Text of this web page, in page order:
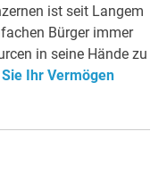
ist seit Langem
Bürger immer
in seine Hände zu
Ihr Vermögen